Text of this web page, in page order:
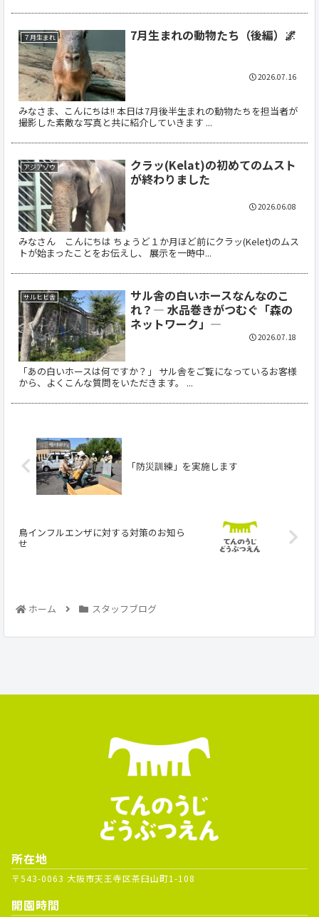
７月生まれ 7月生まれの動物たち（後編）🌌
みなさま、こんにちは!! 本日は7月後半生まれの動物たちを担当者が
撮影した素敵な写真と共に紹介していきます ...
2026.07.16
アジアゾウ
クラッ(Kelat)の初めてのムスト
が終わりました
みなさん こんにちは ちょうど１か月ほど前にクラッ(Kelet)のムス
トが始まったことをお伝えし、 展示を一時中...
2026.06.08
サルヒヒ舎
サル舎の白いホースなんなのこ
れ？― 水品巻きがつむぐ「森の
ネットワーク」―
「あの白いホースは何ですか？」 サル舎をご覧になっているお客様
から、よくこんな質問をいただきます。 ...
2026.07.18
「防災訓練」を実施します
鳥インフルエンザに対する対策のお知ら
せ
ホーム スタッフブログ
所在地
〒543-0063 大阪市天王寺区茶臼山町1-108
開園時間